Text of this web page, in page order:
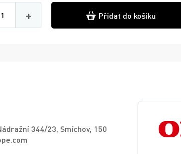
Množství
+ Přidat do košíku
344/23, Smíchov, 150